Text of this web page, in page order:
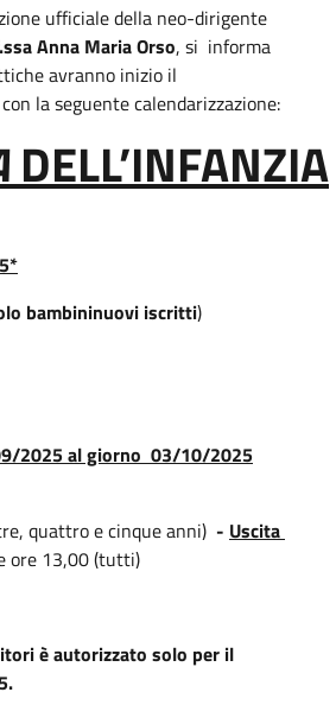
ufficiale della neo-dirigente
Anna Maria Orso, si informa
avranno inizio il
con la seguente calendarizzazione:
DELL’INFANZIA
bambininuovi iscritti)
2025 al giorno 03/10/2025
quattro e cinque anni) - Uscita
ore 13,00 (tutti)
è autorizzato solo per il